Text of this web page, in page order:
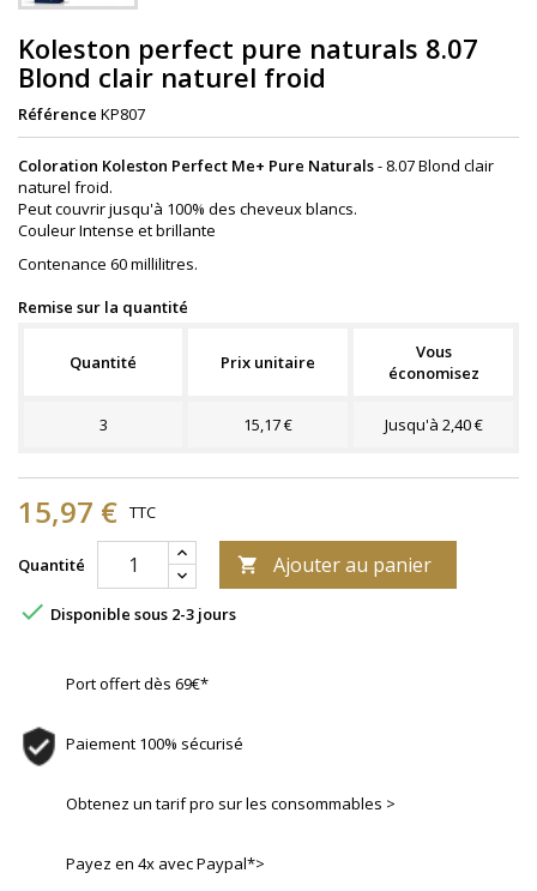
Koleston perfect pure naturals 8.07
Blond clair naturel froid
Référence KP807
Coloration Koleston Perfect Me+ Pure Naturals- 8.07 Blond clair
naturel froid.
Peut couvrir jusqu'à 100% des cheveux blancs.
Couleur Intense et brillante
Contenance 60 millilitres.
Remise sur la quantité
Quantité Prix unitaire
Vous
économisez
3 15,17 € Jusqu'à 2,40 €
15,97 € TTC
Quantité  Ajouter au panier
 Disponible sous 2-3 jours
Port offert dès 69€*
Paiement 100% sécurisé
Obtenez un tarif pro sur les consommables >
Payez en 4x avec Paypal*>